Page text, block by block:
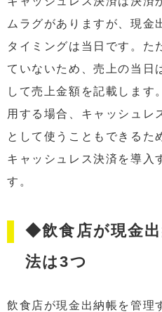
ムラグがありますが、現金
タイミングは当日です。た
ていないため、売上の当日
して売上金額を記載します
用する場合、キャッシュレ
として使うこともできるた
キャッシュレス決済を導入
す。
◆飲食店が現金
法は3つ
飲食店が現金出納帳を管理